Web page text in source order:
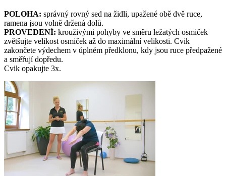
POLOHA: správný rovný sed na židli, upažené obě dvě ruce,
ramena jsou volně držená dolů.
PROVEDENÍ: krouživými pohyby ve směru ležatých osmiček
zvětšujte velikost osmiček až do maximální velikosti. Cvik
zakončete výdechem v úplném předklonu, kdy jsou ruce předpažené
a směřují dopředu.
Cvik opakujte 3x.